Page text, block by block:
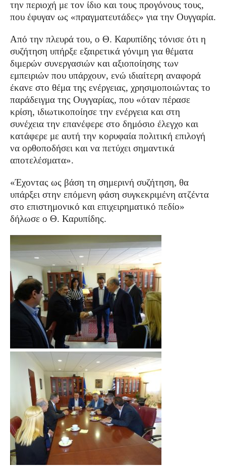
την περιοχή με τον ίδιο και τους προγόνους τους,
που έφυγαν ως «πραγματευτάδες» για την Ουγγαρία.
Από την πλευρά του, ο Θ. Καρυπίδης τόνισε ότι η
συζήτηση υπήρξε εξαιρετικά γόνιμη για θέματα
διμερών συνεργασιών και αξιοποίησης των
εμπειριών που υπάρχουν, ενώ ιδιαίτερη αναφορά
έκανε στο θέμα της ενέργειας, χρησιμοποιώντας το
παράδειγμα της Ουγγαρίας, που «όταν πέρασε
κρίση, ιδιωτικοποίησε την ενέργεια και στη
συνέχεια την επανέφερε στο δημόσιο έλεγχο και
κατάφερε με αυτή την κορυφαία πολιτική επιλογή
να ορθοποδήσει και να πετύχει σημαντικά
αποτελέσματα».
«Έχοντας ως βάση τη σημερινή συζήτηση, θα
υπάρξει στην επόμενη φάση συγκεκριμένη ατζέντα
στο επιστημονικό και επιχειρηματικό πεδίο»
δήλωσε ο Θ. Καρυπίδης.